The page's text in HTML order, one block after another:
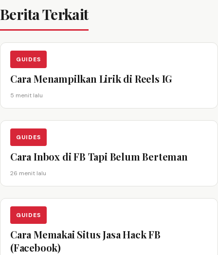
Berita Terkait
GUIDES
Cara Menampilkan Lirik di Reels IG
5 menit lalu
GUIDES
Cara Inbox di FB Tapi Belum Berteman
26 menit lalu
GUIDES
Cara Memakai Situs Jasa Hack FB
(Facebook)